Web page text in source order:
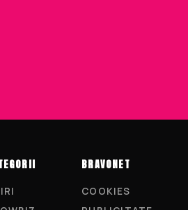
BRAVONET
COOKIES